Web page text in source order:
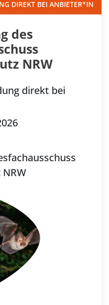
DIREKT BEI ANBIETER*IN
des
NRW
direkt bei